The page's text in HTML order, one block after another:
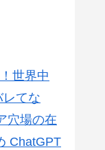
世界中
レてな
穴場の在
ChatGPT